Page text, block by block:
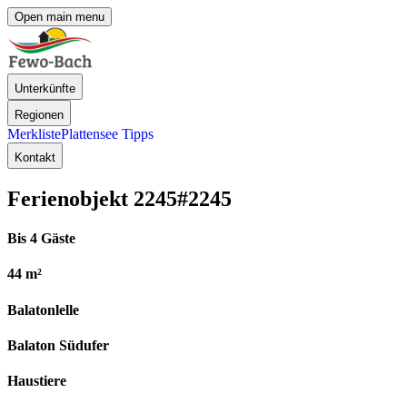
Open main menu
Unterkünfte
Regionen
MerklistePlattensee Tipps
Kontakt
Ferienobjekt 2245#2245
Bis 4 Gäste
44 m²
Balatonlelle
Balaton Südufer
Haustiere